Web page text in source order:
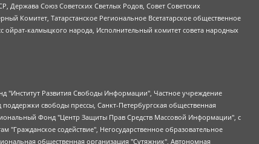
Союз Советских Светлых Родов, Совет Советских
Комитет, Татарстанское Региональное Всетатарское общественное
калмыцкого народа, Исполнительный комитет совета народных
Никульшина Вероника Юрьевна, Толоконникова Надежда Андреевна, Шендерович Виктор Анатольевич, Общество с ограниченной ответственностью "Данное сообщение", Общество с ограниченной ответственностью Издательский дом "Новая глава", Айнбиндер Александра Александровна, Московский комьюнити-центр для ЛГБТ+инициатив, Благотворительный фонд развития филантропии, Deutsche Welle (Германия, Kurt-Schumacher-Strasse 3, 53113 Bonn), Борзунова Мария Михайловна, Воробьев Виктор Викторович, Голубева Анна Львовна, Константинова Алла Михайловна, Малкова Ирина Владимировна, Мурадов Мурад Абдулгалимович, Осетинская Елизавета Николаевна, Понасенков Евгений Николаевич, Ганапольский Матвей Юрьевич, Киселев Евгений Алексеевич, Борухович Ирина Григорьевна, Дремин Иван Тимофеевич, Дубровский Дмитрий Викторович, Красноярская региональная общественная организация поддержки и развития альтернативных образовательных технологий и межкультурных коммуникаций "ИНТЕРРА", Маяковская Екатерина Алексеевна, Фейгин Марк Захарович, Филимонов Андрей Викторович, Дзугкоева Регина Николаевна, Доброхотов Роман Александрович, Дудь Юрий Александрович, Елкин Сергей Владимирович, Кругликов Кирилл Игоревич, Сабунаева Мария Леонидовна, Семенов Алексей Владимирович, Шаинян Карен Багратович, Шульман Екатерина Михайловна, Асафьев Артур Валерьевич, Вахштайн Виктор Семенович, Венедиктов Алексей Алексеевич, Лушникова Екатерина Евгеньевна, Волков Леонид Михайлович, Невзоров Александр Глебович, Пархоменко Сергей Борисович, Сироткин Ярослав Николаевич, Кара-Мурза Владимир Владимирович, Баранова Наталья Владимировна, Гозман Леонид Яковлевич, Кагарлицкий Борис Юльевич, Климарев Михаил Валерьевич, Милов Владимир Станиславович, Автономная некоммерческая организация Краснодарский центр современного искусства "Типография", Моргенштерн Алишер Тагирович, Соболь Любовь Эдуардовна, Общество с ограниченной ответственностью "ЛИЗА НОРМ", Каспаров Гарри Кимович, Ходорковский Михаил Борисович, Общество с ограниченной ответственностью "Апрельские тезисы", Данилович Ирина Брониславовна, Кашин Олег Владимирович, Петров Николай Владимирович, Пивоваров Алексей Владимирович, Соколов Михаил Владимирович, Цветкова Юлия Владимировна, Чичваркин Евгений Александрович, Комитет против пыток/Команда против пыток, Общество с ограниченной ответственностью "Первый научный", Общество с ограниченной ответственностью "Вертолет и ко", Белоцерковская Вероника Борисовна, Кац Максим Евгеньевич, Лазарева Татьяна Юрьевна, Шаведдинов Руслан Табризович, Яшин Илья Валерьевич, Общество с ограниченной ответственностью "Иноагент ААВ", Алешковский Дмитрий Петрович, Альбац Евгения Марковна, Быков Дмитрий Львович, Галямина Юлия Евгеньевна, Лойко Сергей Леонидович, Мартынов Кирилл Константинович, Медведев Сергей Александрович, Крашенинников Федор Геннадиевич, Гордеева Катерина Вл